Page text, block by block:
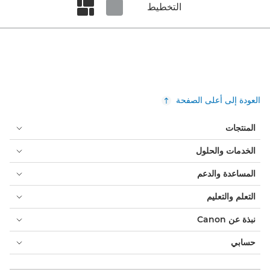
التخطيط
العودة إلى أعلى الصفحة
المنتجات
الخدمات والحلول
المساعدة والدعم
التعلم والتعليم
نبذة عن Canon
حسابي